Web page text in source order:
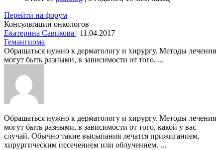
Перейти на форум
Консультации онкологов
Екатерина Савикова | 11.04.2017
Гемангиома
Обращаться нужно к дерматологу и хирургу. Методы лечения
могут быть разными, в зависимости от того, ...
Обращаться нужно к дерматологу и хирургу. Методы лечения
могут быть разными, в зависимости от того, какой у вас
случай. Обычно такие высыпания лечатся прижиганием,
хирургическим иссечением или облучением. ...